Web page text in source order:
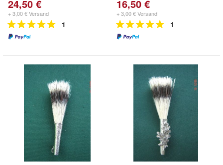
24,50 €
+ 3,00 € Versand
1
16,50 €
+ 3,00 € Versand
1